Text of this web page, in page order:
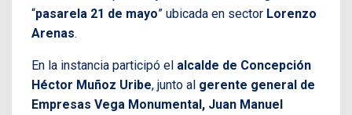
“pasarela 21 de mayo” ubicada en sector Lorenzo
Arenas.
En la instancia participó el alcalde de Concepción
Héctor Muñoz Uribe, junto al gerente general de
Empresas Vega Monumental, Juan Manuel